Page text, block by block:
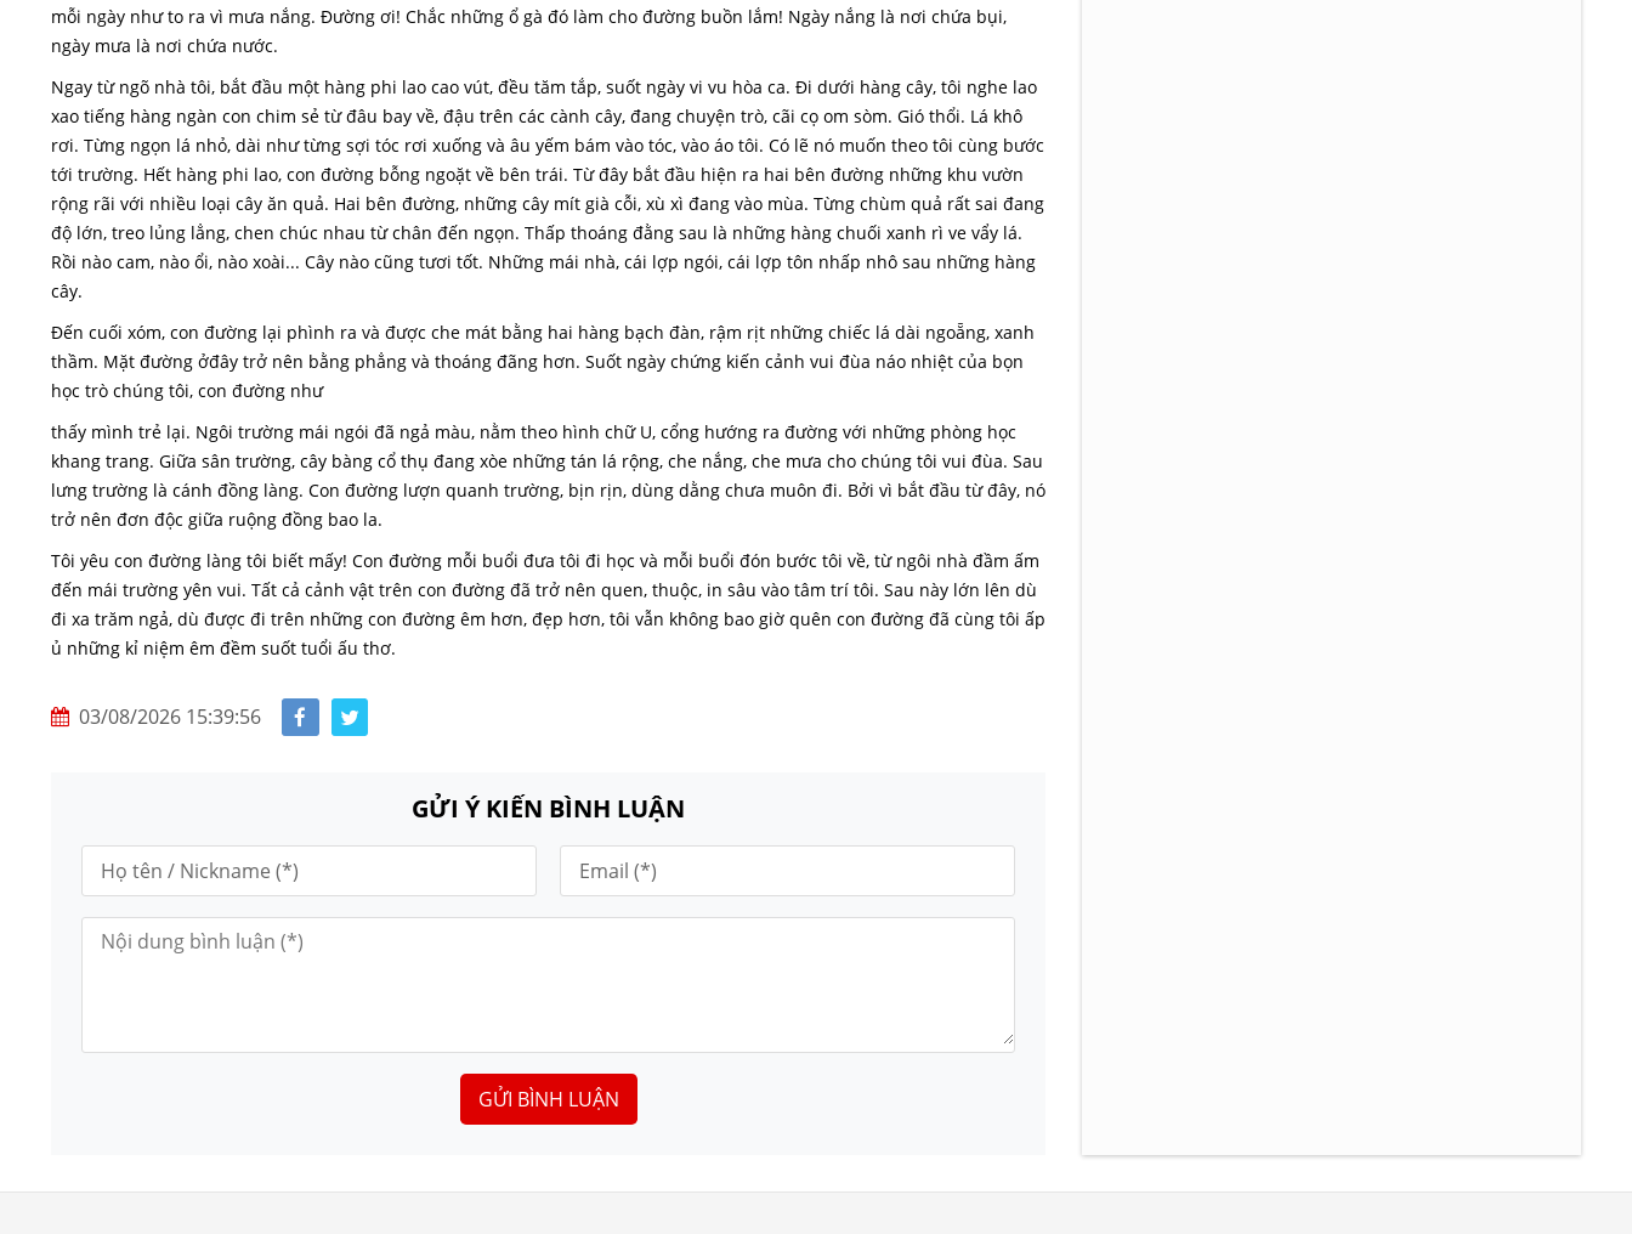
mỗi ngày như to ra vì mưa nắng. Đường ơi! Chắc những ổ gà đó làm cho đường buồn lắm! Ngày nắng là nơi chứa bụi,
ngày mưa là nơi chứa nước.
Ngay từ ngõ nhà tôi, bắt đầu một hàng phi lao cao vút, đều tăm tắp, suốt ngày vi vu hòa ca. Đi dưới hàng cây, tôi nghe lao
xao tiếng hàng ngàn con chim sẻ từ đâu bay về, đậu trên các cành cây, đang chuyện trò, cãi cọ om sòm. Gió thổi. Lá khô
rơi. Từng ngọn lá nhỏ, dài như từng sợi tóc rơi xuống và âu yếm bám vào tóc, vào áo tôi. Có lẽ nó muốn theo tôi cùng bước
tới trường. Hết hàng phi lao, con đường bỗng ngoặt về bên trái. Từ đây bắt đầu hiện ra hai bên đường những khu vườn
rộng rãi với nhiều loại cây ăn quả. Hai bên đường, những cây mít già cỗi, xù xì đang vào mùa. Từng chùm quả rất sai đang
độ lớn, treo lủng lẳng, chen chúc nhau từ chân đến ngọn. Thấp thoáng đằng sau là những hàng chuối xanh rì ve vẩy lá.
Rồi nào cam, nào ổi, nào xoài... Cây nào cũng tươi tốt. Những mái nhà, cái lợp ngói, cái lợp tôn nhấp nhô sau những hàng
cây.
Đến cuối xóm, con đường lại phình ra và được che mát bằng hai hàng bạch đàn, rậm rịt những chiếc lá dài ngoẵng, xanh
thầm. Mặt đường ởđây trở nên bằng phẳng và thoáng đãng hơn. Suốt ngày chứng kiến cảnh vui đùa náo nhiệt của bọn
học trò chúng tôi, con đường như
thấy mình trẻ lại. Ngôi trường mái ngói đã ngả màu, nằm theo hình chữ U, cổng hướng ra đường với những phòng học
khang trang. Giữa sân trường, cây bàng cổ thụ đang xòe những tán lá rộng, che nắng, che mưa cho chúng tôi vui đùa. Sau
lưng trường là cánh đồng làng. Con đường lượn quanh trường, bịn rịn, dùng dằng chưa muôn đi. Bởi vì bắt đầu từ đây, nó
trở nên đơn độc giữa ruộng đồng bao la.
Tôi yêu con đường làng tôi biết mấy! Con đường mỗi buổi đưa tôi đi học và mỗi buổi đón bước tôi về, từ ngôi nhà đầm ấm
đến mái trường yên vui. Tất cả cảnh vật trên con đường đã trở nên quen, thuộc, in sâu vào tâm trí tôi. Sau này lớn lên dù
đi xa trăm ngả, dù được đi trên những con đường êm hơn, đẹp hơn, tôi vẫn không bao giờ quên con đường đã cùng tôi ấp
ủ những kỉ niệm êm đềm suốt tuổi ấu thơ.
03/08/2026 15:39:56
GỬI Ý KIẾN BÌNH LUẬN
GỬI BÌNH LUẬN